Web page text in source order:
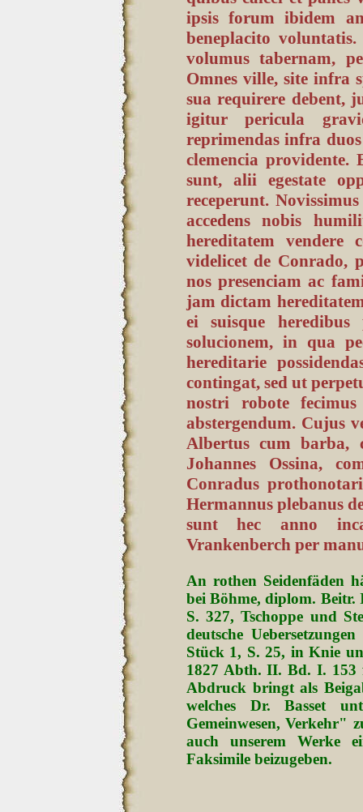
ipsis forum ibidem
beneplacito
volumus tabernam,
Omnes ville, site infra
sua requirere debent,
igitur pericula
reprimendas infra
clemencia
sunt, alii egestate
receperunt.
accedens nobis
hereditatem vendere
videlicet de Conrado,
nos presenciam ac
jam dictam
ei suisque
solucionem, in qua
hereditarie
contingat, sed ut
nostri robote
abstergendum. Cujus
Albertus cum barba,
Johannes Ossina,
Conradus
Hermannus plebanus
sunt hec anno
Vrankenberch per
An rothen Seidenfäden
bei Böhme, diplom.
S. 327, Tschoppe und
deutsche
Stück 1, S. 25, in Knie
1827 Abth. II. Bd. I. 153
Abdruck bringt als
welches Dr. Basset
Gemeinwesen, Verkehr"
auch unserem Werke
Faksimile beizugeben.